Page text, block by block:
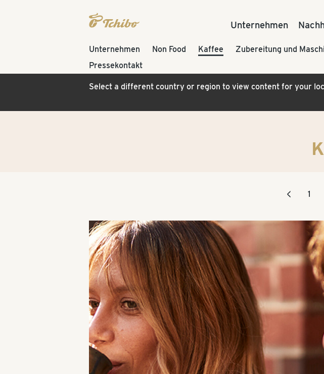
Unternehmen
Unternehmen Non Food Kaffee Zubereitung und
Pressekontakt
Select a different country or region to view content for your
< 1